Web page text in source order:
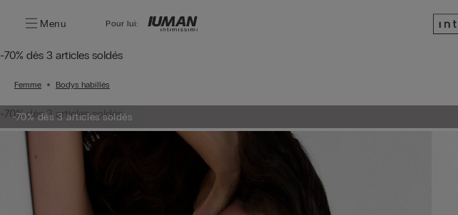
Menu Pour lui:
-70% dès 3 articles soldés
Femme Bodys habillés
-70% dès 3 articles soldés
-70% dès 3 articles soldés